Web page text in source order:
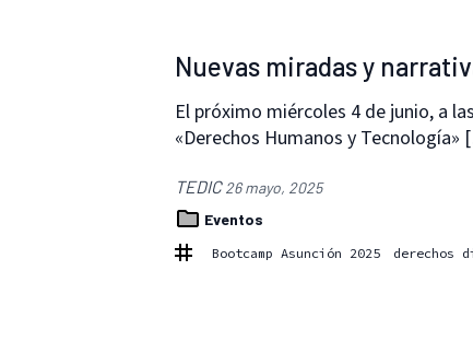
Nuevas miradas y
El próximo miércoles 4 de junio, a
«Derechos Humanos y
TEDIC26 mayo, 2025
Eventos
Bootcamp Asunción 2025 derechos